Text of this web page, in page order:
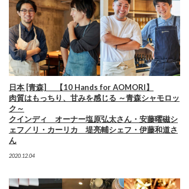
日本 [青森] 【10 Hands for AOMORI】
肉質はもっちり、甘みを感じる ～青森シャモロッ
ク～
クインディ オーナー塩原弘太さん・安藤曜磁シ
ェフ／リ・カーリカ 堤亮輔シェフ・伊藤和道さ
ん
2020.12.04